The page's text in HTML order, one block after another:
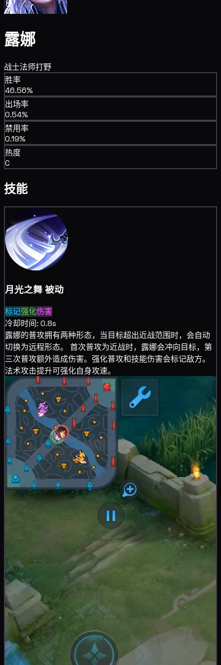
露娜
战士法师打野
胜率
46.56%
出场率
0.54%
禁用率
0.19%
热度
C
技能
月光之舞 被动
标记强化伤害
冷却时间: 0.8s
露娜的普攻拥有两种形态，当目标超出近战范围时，会自动
切换为远程形态。 首次普攻为近战时，露娜会冲向目标，第
三次普攻额外造成伤害。强化普攻和技能伤害会标记敌方。
法术攻击提升可强化自身攻速。